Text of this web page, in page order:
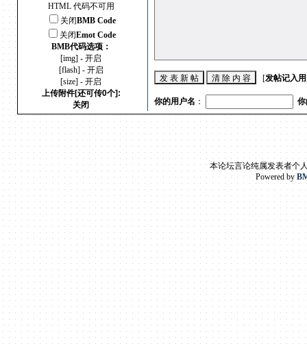
HTML 代码不可用
关闭BMB Code
关闭Emot Code
BMB代码选项：
[img] - 开启
[flash] - 开启
[size] - 开启
上传附件[还可传0个]:
关闭
[发帖记入
你的用户名 ： 你
本论坛言论纯属发表者个
Powered by